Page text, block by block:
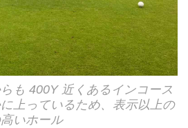
も 400Y 近くあるインコース
上っているため、表示以上の
いホール